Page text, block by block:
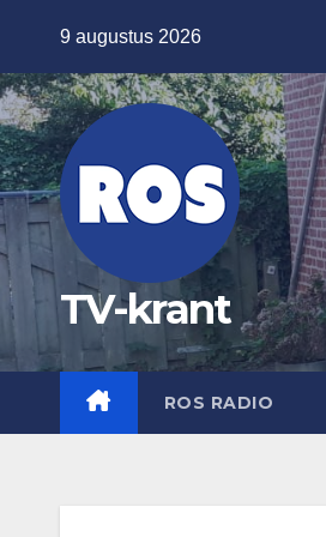
de
inhoud
9 augustus 2026
TV-krant
ROS RADIO